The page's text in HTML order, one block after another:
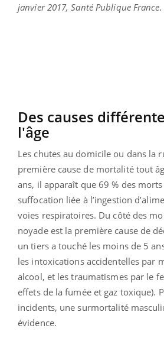
janvier 2017, Santé Publique France.
Des causes
l'âge
Les chutes au domicile ou dans la
première cause de mortalité tout
ans, il apparaît que 69 % des
suffocation liée à l’ingestion
voies respiratoires. Du côté des
noyade est la première cause de
un tiers a touché les moins de 5
les intoxications accidentelles par
alcool, et les traumatismes par le
effets de la fumée et gaz toxique).
incidents, une surmortalité
évidence.